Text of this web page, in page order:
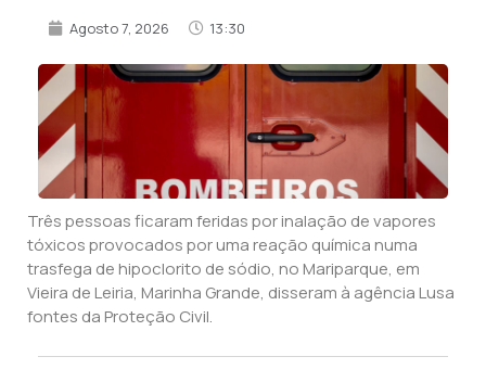
Agosto 7, 2026 13:30
Três pessoas ficaram feridas por inalação de vapores
tóxicos provocados por uma reação química numa
trasfega de hipoclorito de sódio, no Mariparque, em
Vieira de Leiria, Marinha Grande, disseram à agência Lusa
fontes da Proteção Civil.